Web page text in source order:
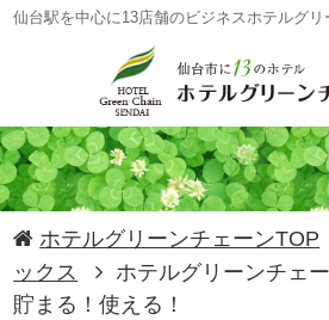
仙台駅を中心に13店舗のビジネスホテルグ
ホテルグリーンチェーンTOP
ックス
ホテルグリーンチェ
貯まる！使える！